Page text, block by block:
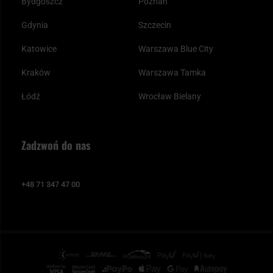
Gdynia
Katowice
Kraków
Łódź
Szczecin
Warszawa Blue City
Warszawa Tamka
Wrocław Bielany
Zadzwoń do nas
+48 71 347 47 00